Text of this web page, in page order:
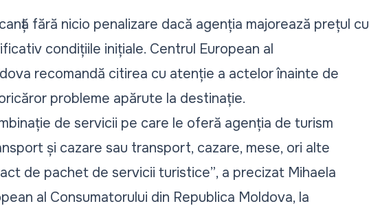
fără nicio penalizare dacă agenția majorează prețul cu
condițiile inițiale. Centrul European al
recomandă citirea cu atenție a actelor înainte de
probleme apărute la destinație.
de servicii pe care le oferă agenția de turism
și cazare sau transport, cazare, mese, ori alte
de pachet de servicii turistice”, a precizat Mihaela
al Consumatorului din Republica Moldova, la